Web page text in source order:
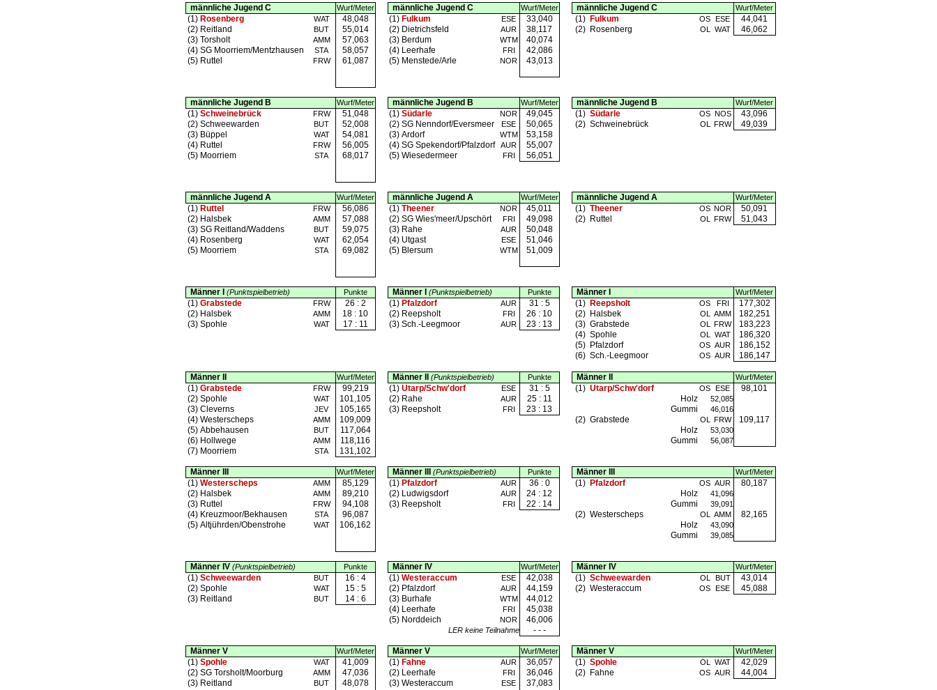
männliche Jugend C Wurf/Meter männliche Jugend C Wurf/Meter männliche Jugend C Wurf/Meter
(1) Rosenberg WAT 48,048 (1) Fulkum ESE 33,040 (1) Fulkum OS ESE
44,041
(2) Reitland BUT 55,014 (2) Dietrichsfeld AUR 38,117 (2) Rosenberg OL WAT
46,062
(3) Torsholt AMM 57,063 (3) Berdum WTM
40,074
(4) SG Moorriem/Mentzhausen STA 58,057 (4) Leerhafe FRI
42,086
(5) Ruttel FRW 61,087 (5) Menstede/Arle NOR 43,013
männliche Jugend B Wurf/Meter männliche Jugend B Wurf/Meter männliche Jugend B Wurf/Meter
(1) Schweinebrück FRW 51,048 (1) Südarle NOR 49,045 (1) Südarle OS NOS
43,096
(2) Schweewarden BUT 52,008 (2) SG Nenndorf/Eversmeer ESE 50,065 (2) Schweinebrück OL FRW
49,039
(3) Büppel WAT 54,081 (3) Ardorf WTM
53,158
(4) Ruttel FRW 56,005 (4) SG Spekendorf/Pfalzdorf AUR
55,007
(5) Moorriem STA 68,017 (5) Wiesedermeer FRI 56,051
männliche Jugend A Wurf/Meter männliche Jugend A Wurf/Meter männliche Jugend A Wurf/Meter
(1) Ruttel FRW 56,086 (1) Theener NOR 45,011 (1) Theener OS NOR
50,091
(2) Halsbek AMM 57,088 (2) SG Wies'meer/Upschört FRI 49,098 (2) Ruttel OL FRW
51,043
(3) SG Reitland/Waddens BUT 59,075 (3) Rahe AUR
50,048
(4) Rosenberg WAT 62,054 (4) Utgast ESE
51,046
(5) Moorriem STA 69,082 (5) Blersum WTM 51,009
Männer I (Punktspielbetrieb) Punkte Männer I (Punktspielbetrieb) Punkte Männer I Wurf/Meter
(1) Grabstede FRW 26 : 2 (1) Pfalzdorf AUR 31 : 5 (1) Reepsholt OS FRI
177,302
(2) Halsbek AMM 18 : 10 (2) Reepsholt FRI 26 : 10 (2) Halsbek OL AMM
182,251
(3) Spohle WAT 17 : 11 (3) Sch.-Leegmoor AUR 23 : 13 (3) Grabstede OL FRW
183,223
(4) Spohle OL WAT
186,320
(5) Pfalzdorf OS AUR
186,152
(6) Sch.-Leegmoor OS AUR 186,147
Männer II Wurf/Meter Männer II (Punktspielbetrieb) Punkte Männer II Wurf/Meter
(1) Grabstede FRW 99,219 (1) Utarp/Schw'dorf ESE 31 : 5 (1) Utarp/Schw'dorf OS ESE
98,101
(2) Spohle WAT 101,105 (2) Rahe AUR 25 : 11 Holz 52,085
(3) Cleverns JEV 105,165 (3) Reepsholt FRI 23 : 13 Gummi 46,016
(4) Westerscheps AMM 109,009 (2) Grabstede OL FRW
109,117
(5) Abbehausen BUT 117,064 Holz 53,030
(6) Hollwege AMM 118,116 Gummi 56,087
(7) Moorriem STA 131,102
Männer III Wurf/Meter Männer III (Punktspielbetrieb) Punkte Männer III Wurf/Meter
(1) Westerscheps AMM 85,129 (1) Pfalzdorf AUR 36 : 0 (1) Pfalzdorf OS AUR
80,187
(2) Halsbek AMM 89,210 (2) Ludwigsdorf AUR 24 : 12 Holz 41,096
(3) Ruttel FRW 94,108 (3) Reepsholt FRI 22 : 14 Gummi 39,091
(4) Kreuzmoor/Bekhausen STA 96,087 (2) Westerscheps OL AMM
82,165
(5) Altjührden/Obenstrohe WAT 106,162 Holz 43,090
Gummi 39,085
Männer IV (Punktspielbetrieb) Punkte Männer IV Wurf/Meter Männer IV Wurf/Meter
(1) Schweewarden BUT 16 : 4 (1) Westeraccum ESE 42,038 (1) Schweewarden OL BUT
43,014
(2) Spohle WAT 15 : 5 (2) Pfalzdorf AUR 44,159 (2) Westeraccum OS ESE
45,088
(3) Reitland BUT 14 : 6 (3) Burhafe WTM
44,012
(4) Leerhafe FRI
45,038
(5) Norddeich NOR 46,006
LER keine Teilnahme - - -
Männer V Wurf/Meter Männer V Wurf/Meter Männer V Wurf/Meter
(1) Spohle WAT 41,009 (1) Fahne AUR 36,057 (1) Spohle OL WAT
42,029
(2) SG Torsholt/Moorburg AMM 47,036 (2) Leerhafe FRI 36,046 (2) Fahne OS AUR
44,004
(3) Reitland BUT 48,078 (3) Westeraccum ESE
37,083